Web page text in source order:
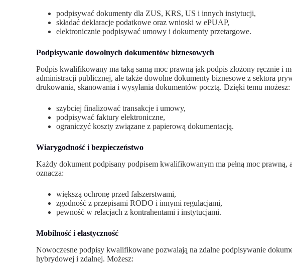
podpisywać dokumenty dla ZUS, KRS, US i innych instytucji,
składać deklaracje podatkowe oraz wnioski w ePUAP,
elektronicznie podpisywać umowy i dokumenty przetargowe.
Podpisywanie dowolnych dokumentów biznesowych
Podpis kwalifikowany ma taką samą moc prawną jak podpis złożony ręcznie i
administracji publicznej, ale także dowolne dokumenty biznesowe z sektora
drukowania, skanowania i wysyłania dokumentów pocztą. Dzięki temu możesz:
szybciej finalizować transakcje i umowy,
podpisywać faktury elektroniczne,
ograniczyć koszty związane z papierową dokumentacją.
Wiarygodność i bezpieczeństwo
Każdy dokument podpisany podpisem kwalifikowanym ma pełną moc prawną,
oznacza:
większą ochronę przed fałszerstwami,
zgodność z przepisami RODO i innymi regulacjami,
pewność w relacjach z kontrahentami i instytucjami.
Mobilność i elastyczność
Nowoczesne podpisy kwalifikowane pozwalają na zdalne podpisywanie
hybrydowej i zdalnej. Możesz: